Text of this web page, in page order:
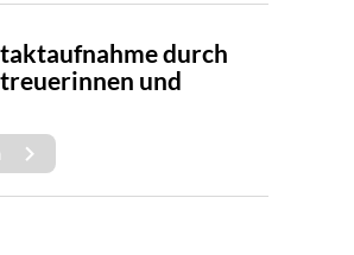
durch
und